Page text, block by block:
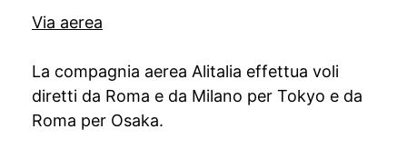
Via aerea
La compagnia aerea Alitalia effettua voli
diretti da Roma e da Milano per Tokyo e da
Roma per Osaka.